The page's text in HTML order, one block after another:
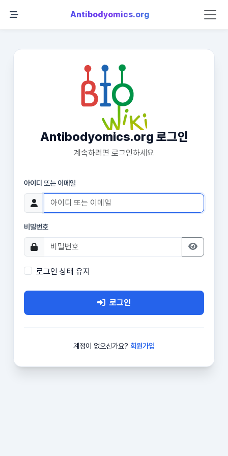
Antibodyomics.org
Antibodyomics.org 로그인
계속하려면 로그인하세요
아이디 또는 이메일
비밀번호
로그인 상태 유지
로그인
계정이 없으신가요? 회원가입